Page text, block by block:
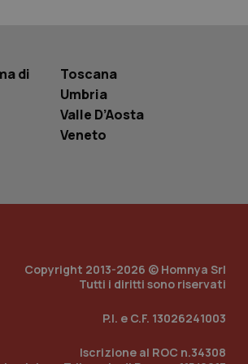
di
Toscana
Umbria
Valle D’Aosta
Veneto
Copyright 2013-2026 © Homnya Srl
Tutti i diritti sono riservati
P.I. e C.F. 13026241003
Iscrizione al ROC n.34308